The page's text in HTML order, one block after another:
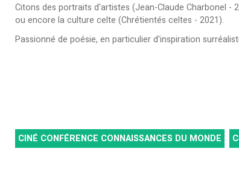
Citons des portraits d'artistes (Jean-Claude Charbonel -
ou encore la culture celte (Chrétientés celtes - 2021).
Passionné de poésie, en particulier d'inspiration
CINÉ CONFÉRENCE CONNAISSANCES DU MONDE